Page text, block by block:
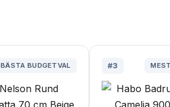
BÄSTA BUDGETVAL #3